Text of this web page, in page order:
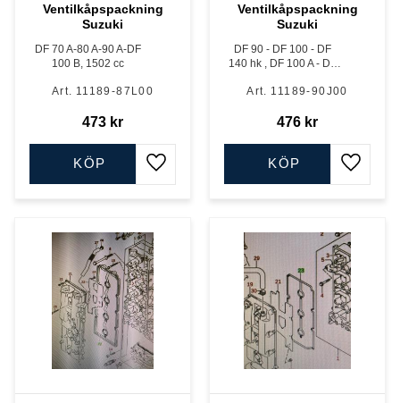
Ventilkåpspackning
Suzuki
DF 70 A-80 A-90 A-DF
100 B, 1502 cc
11189-87L00
473 kr
Lägg till i favoriter
KÖP
Ventilkåpspackning
Suzuki
DF 90 - DF 100 - DF
140 hk , DF 100 A - DF
140 BG
11189-90J00
476 kr
Lägg
KÖP